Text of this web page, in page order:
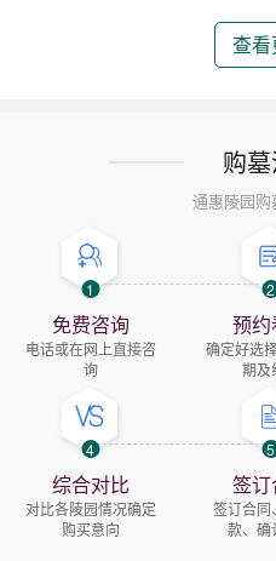
查看
购
通惠陵园购
1
免费咨询
电话或在网上直接咨
询
2
预
确定好选
期及
4
综合对比
对比各陵园情况确定
购买意向
5
签订
签订合同
款、确